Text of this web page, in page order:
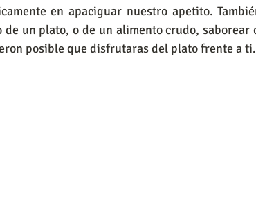
en apaciguar nuestro apetito.
un plato, o de un alimento crudo, saborear
posible que disfrutaras del plato frente a ti.